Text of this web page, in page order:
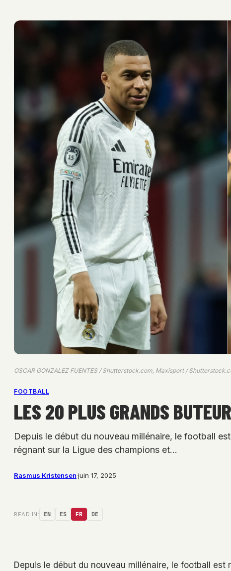
OSCAR GONZALEZ FUENTES / Shutterstock.com, Maxisport /
FOOTBALL
LES 20 PLUS GRANDS
Depuis le début du nouveau millénaire, le football
régnant sur la Ligue des champions et…
Rasmus Kristensen·juin 17, 2025
READ IN: EN ES FR DE
Depuis le début du nouveau millénaire, le football